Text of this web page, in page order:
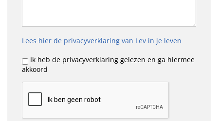
Lees hier de privacyverklaring van Lev in je leven
Ik heb de privacyverklaring gelezen en ga hiermee
akkoord